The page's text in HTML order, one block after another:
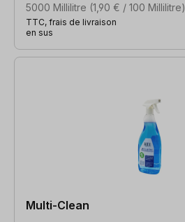
5000 Millilitre (1,90 € / 100 Millilitre)
TTC, frais de livraison
en sus
Multi-Clean